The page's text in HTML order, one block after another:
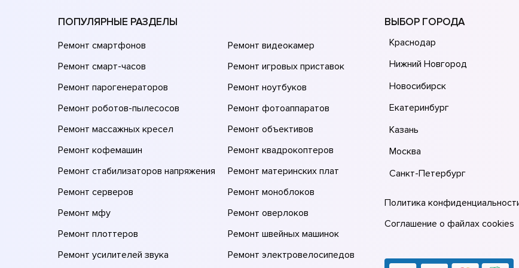
ПОПУЛЯРНЫЕ РАЗДЕЛЫ
Ремонт смартфонов
Ремонт смарт-часов
Ремонт парогенераторов
Ремонт роботов-пылесосов
Ремонт массажных кресел
Ремонт кофемашин
Ремонт стабилизаторов напряжения
Ремонт серверов
Ремонт мфу
Ремонт плоттеров
Ремонт усилителей звука
Ремонт видеокамер
Ремонт игровых приставок
Ремонт ноутбуков
Ремонт фотоаппаратов
Ремонт объективов
Ремонт квадрокоптеров
Ремонт материнских плат
Ремонт моноблоков
Ремонт оверлоков
Ремонт швейных машинок
Ремонт электровелосипедов
ВЫБОР ГОРОДА
Краснодар
Нижний Новгород
Новосибирск
Екатеринбург
Казань
Москва
Санкт-Петербург
Политика
Соглашение о файлах cookies